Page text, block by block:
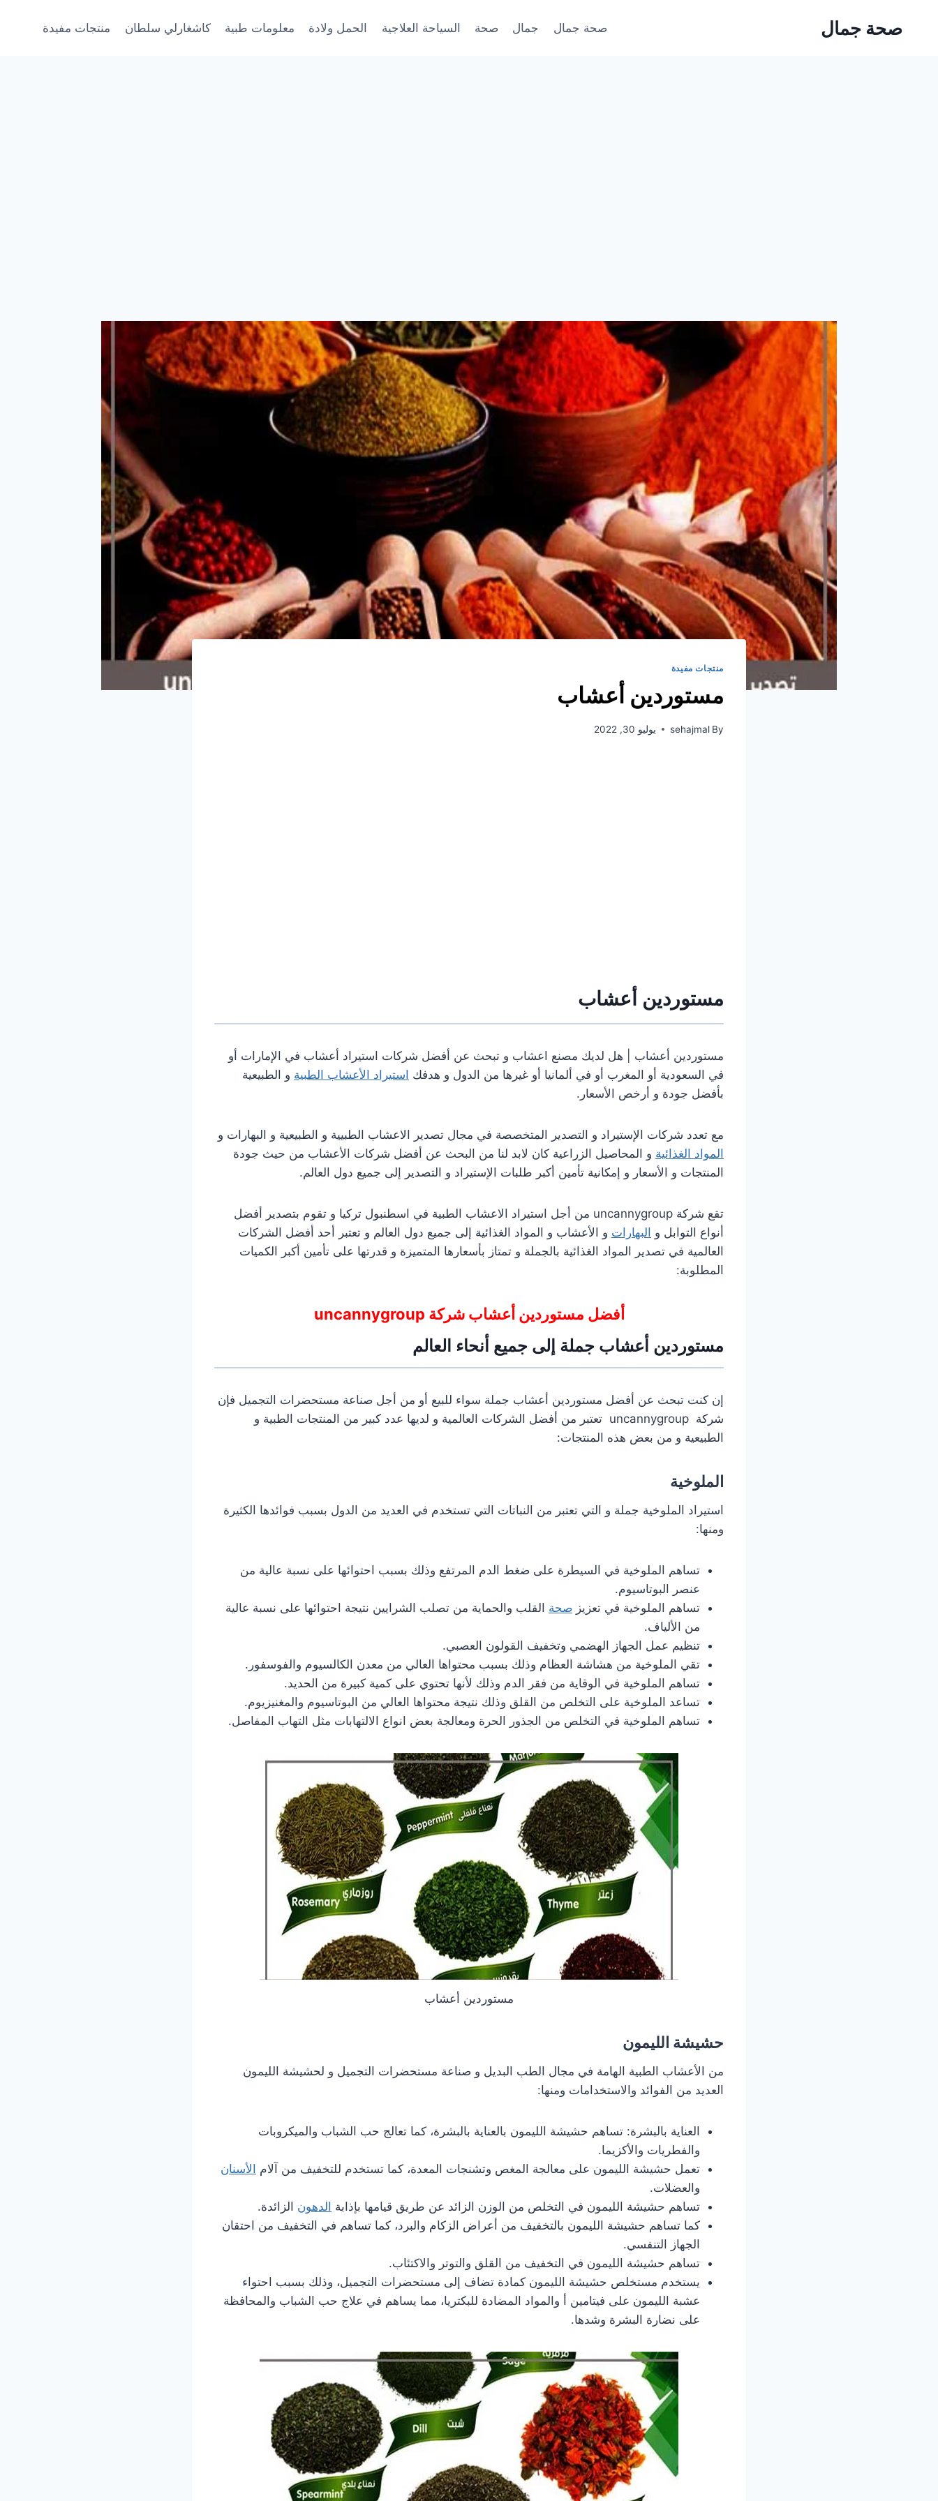
صحة جمال صحة جمال جمال صحة السياحة العلاجية الحمل ولادة معلومات طبية كاشغارلي سلطان منتجات مفيدة
منتجات مفيدة
مستوردين أعشاب
By
sehajmal يوليو 30, 2022
مستوردين أعشاب
مستوردين أعشاب | هل لديك مصنع اعشاب و تبحث عن أفضل شركات استيراد أعشاب في الإمارات أو
في السعودية أو المغرب أو في ألمانيا أو غيرها من الدول و هدفك استيراد الأعشاب الطبية و الطبيعية
بأفضل جودة و أرخص الأسعار.
مع تعدد شركات الإستيراد و التصدير المتخصصة في مجال تصدير الاعشاب الطبيية و الطبيعية و البهارات و
المواد الغذائية و المحاصيل الزراعية كان لابد لنا من البحث عن أفضل شركات الأعشاب من حيث جودة
المنتجات و الأسعار و إمكانية تأمين أكبر طلبات الإستيراد و التصدير إلى جميع دول العالم.
تقع شركة uncannygroup من أجل استيراد الاعشاب الطبية في اسطنبول تركيا و تقوم بتصدير أفضل
أنواع التوابل و البهارات و الأعشاب و المواد الغذائية إلى جميع دول العالم و تعتبر أحد أفضل الشركات
العالمية في تصدير المواد الغذائية بالجملة و تمتاز بأسعارها المتميزة و قدرتها على تأمين أكبر الكميات
المطلوبة:
أفضل مستوردين أعشاب شركة uncannygroup
مستوردين أعشاب جملة إلى جميع أنحاء العالم
إن كنت تبحث عن أفضل مستوردين أعشاب جملة سواء للبيع أو من أجل صناعة مستحضرات التجميل فإن
شركة uncannygroup تعتبر من أفضل الشركات العالمية و لديها عدد كبير من المنتجات الطبية و
الطبيعية و من بعض هذه المنتجات:
الملوخية
استيراد الملوخية جملة و التي تعتبر من النباتات التي تستخدم في العديد من الدول بسبب فوائدها الكثيرة
ومنها:
تساهم الملوخية في السيطرة على ضغط الدم المرتفع وذلك بسبب احتوائها على نسبة عالية من
عنصر البوتاسيوم.
تساهم الملوخية في تعزيز صحة القلب والحماية من تصلب الشرايين نتيجة احتوائها على نسبة عالية
من الألياف.
تنظيم عمل الجهاز الهضمي وتخفيف القولون العصبي.
تقي الملوخية من هشاشة العظام وذلك بسبب محتواها العالي من معدن الكالسيوم والفوسفور.
تساهم الملوخية في الوقاية من فقر الدم وذلك لأنها تحتوي على كمية كبيرة من الحديد.
تساعد الملوخية على التخلص من القلق وذلك نتيجة محتواها العالي من البوتاسيوم والمغنيزيوم.
تساهم الملوخية في التخلص من الجذور الحرة ومعالجة بعض انواع الالتهابات مثل التهاب المفاصل.
مستوردين أعشاب
حشيشة الليمون
من الأعشاب الطبية الهامة في مجال الطب البديل و صناعة مستحضرات التجميل و لحشيشة الليمون
العديد من الفوائد والاستخدامات ومنها:
العناية بالبشرة: تساهم حشيشة الليمون بالعناية بالبشرة، كما تعالج حب الشباب والميكروبات
والفطريات والأكزيما.
تعمل حشيشة الليمون على معالجة المغص وتشنجات المعدة، كما تستخدم للتخفيف من آلام الأسنان
والعضلات.
تساهم حشيشة الليمون في التخلص من الوزن الزائد عن طريق قيامها بإذابة الدهون الزائدة.
كما تساهم حشيشة الليمون بالتخفيف من أعراض الزكام والبرد، كما تساهم في التخفيف من احتقان
الجهاز التنفسي.
تساهم حشيشة الليمون في التخفيف من القلق والتوتر والاكتئاب.
يستخدم مستخلص حشيشة الليمون كمادة تضاف إلى مستحضرات التجميل، وذلك بسبب احتواء
عشبة الليمون على فيتامين أ والمواد المضادة للبكتريا، مما يساهم في علاج حب الشباب والمحافظة
على نضارة البشرة وشدها.